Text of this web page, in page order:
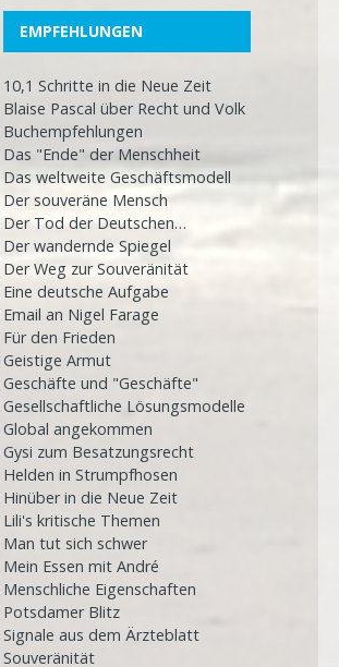
EMPFEHLUNGEN
10,1 Schritte in die Neue Zeit
Blaise Pascal über Recht und Volk
Buchempfehlungen
Das "Ende" der Menschheit
Das weltweite Geschäftsmodell
Der souveräne Mensch
Der Tod der Deutschen…
Der wandernde Spiegel
Der Weg zur Souveränität
Eine deutsche Aufgabe
Email an Nigel Farage
Für den Frieden
Geistige Armut
Geschäfte und "Geschäfte"
Gesellschaftliche Lösungsmodelle
Global angekommen
Gysi zum Besatzungsrecht
Helden in Strumpfhosen
Hinüber in die Neue Zeit
Lili's kritische Themen
Man tut sich schwer
Mein Essen mit André
Menschliche Eigenschaften
Potsdamer Blitz
Signale aus dem Ärzteblatt
Souveränität